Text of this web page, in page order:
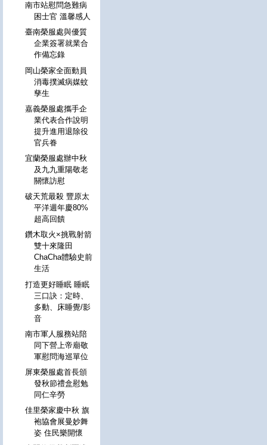
南市站慰問急難病
困士官 溫馨感人
臺南榮服處與優質
企業簽署就業合
作備忘錄
岡山榮家全面動員
消毒撲滅病媒蚊
孳生
嘉義榮服處攜手企
業代表合作說明
提升進用退除役
官兵眷
宜蘭榮服處辦中秋
及九九重陽敬老
關懷訪慰
破天荒最殺 豐原太
平洋週年慶80%
超高回饋
鑽木取火×挑戰射箭
雙十來隆田
ChaCha體驗史前
生活
打造更好睡眠 睡眠
三口訣：定時、
多動、床睡覺/影
音
南市軍人服務站陪
同下營上帝廟敬
軍慰問海巡單位
屏東榮服處首長頒
發秋節禮盒慰勉
同仁辛勞
佳里榮家慶中秋 旗
袍協會展曼妙舞
姿 住民樂開懷